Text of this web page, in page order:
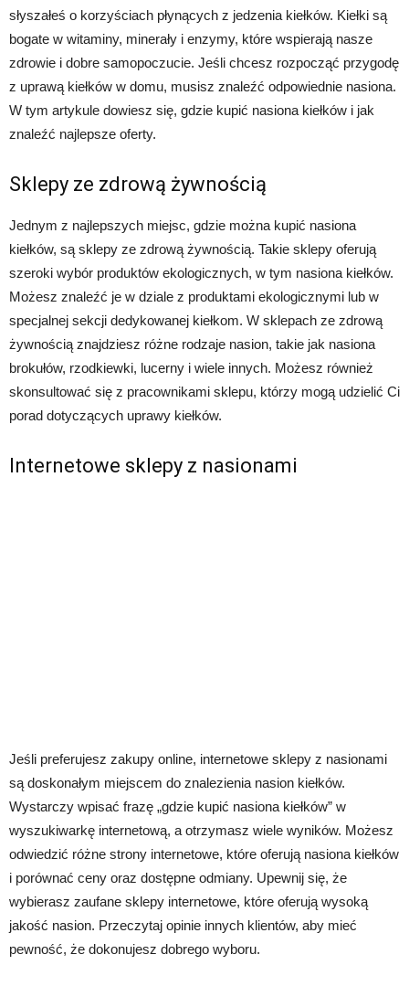
słyszałeś o korzyściach płynących z jedzenia kiełków. Kiełki są
bogate w witaminy, minerały i enzymy, które wspierają nasze
zdrowie i dobre samopoczucie. Jeśli chcesz rozpocząć przygodę
z uprawą kiełków w domu, musisz znaleźć odpowiednie nasiona.
W tym artykule dowiesz się, gdzie kupić nasiona kiełków i jak
znaleźć najlepsze oferty.
Sklepy ze zdrową żywnością
Jednym z najlepszych miejsc, gdzie można kupić nasiona
kiełków, są sklepy ze zdrową żywnością. Takie sklepy oferują
szeroki wybór produktów ekologicznych, w tym nasiona kiełków.
Możesz znaleźć je w dziale z produktami ekologicznymi lub w
specjalnej sekcji dedykowanej kiełkom. W sklepach ze zdrową
żywnością znajdziesz różne rodzaje nasion, takie jak nasiona
brokułów, rzodkiewki, lucerny i wiele innych. Możesz również
skonsultować się z pracownikami sklepu, którzy mogą udzielić Ci
porad dotyczących uprawy kiełków.
Internetowe sklepy z nasionami
Jeśli preferujesz zakupy online, internetowe sklepy z nasionami
są doskonałym miejscem do znalezienia nasion kiełków.
Wystarczy wpisać frazę „gdzie kupić nasiona kiełków” w
wyszukiwarkę internetową, a otrzymasz wiele wyników. Możesz
odwiedzić różne strony internetowe, które oferują nasiona kiełków
i porównać ceny oraz dostępne odmiany. Upewnij się, że
wybierasz zaufane sklepy internetowe, które oferują wysoką
jakość nasion. Przeczytaj opinie innych klientów, aby mieć
pewność, że dokonujesz dobrego wyboru.